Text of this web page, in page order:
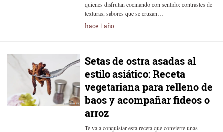
quienes disfrutan cocinando con sentido: contrastes de
texturas, sabores que se cruzan…
hace 1 año
Setas de ostra asadas al
estilo asiático: Receta
vegetariana para relleno de
baos y acompañar fideos o
arroz
Te va a conquistar esta receta que convierte unas